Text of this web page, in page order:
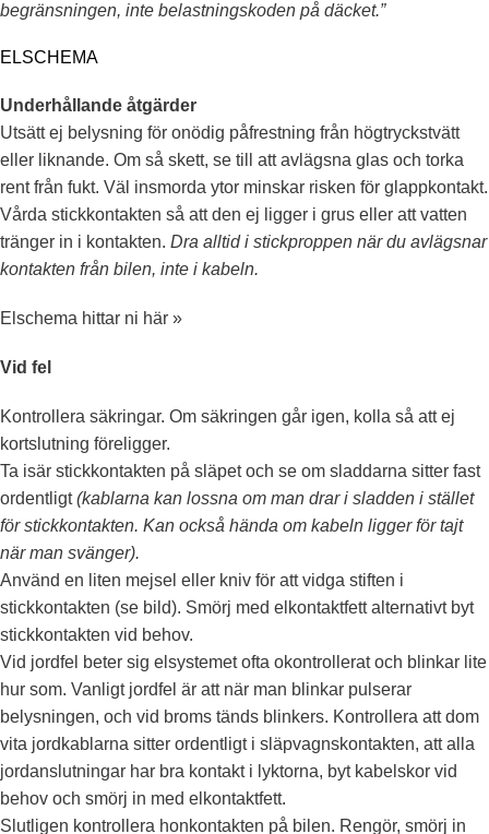
begränsningen, inte belastningskoden på däcket.”
ELSCHEMA
Underhållande åtgärder
Utsätt ej belysning för onödig påfrestning från högtryckstvätt
eller liknande. Om så skett, se till att avlägsna glas och torka
rent från fukt. Väl insmorda ytor minskar risken för glappkontakt.
Vårda stickkontakten så att den ej ligger i grus eller att vatten
tränger in i kontakten. Dra alltid i stickproppen när du avlägsnar
kontakten från bilen, inte i kabeln.
Elschema hittar ni här »
Vid fel
Kontrollera säkringar. Om säkringen går igen, kolla så att ej
kortslutning föreligger.
Ta isär stickkontakten på släpet och se om sladdarna sitter fast
ordentligt(kablarna kan lossna om man drar i sladden i stället
för stickkontakten. Kan också hända om kabeln ligger för tajt
när man svänger).
Använd en liten mejsel eller kniv för att vidga stiften i
stickkontakten (se bild). Smörj med elkontaktfett alternativt byt
stickkontakten vid behov.
Vid jordfel beter sig elsystemet ofta okontrollerat och blinkar lite
hur som. Vanligt jordfel är att när man blinkar pulserar
belysningen, och vid broms tänds blinkers. Kontrollera att dom
vita jordkablarna sitter ordentligt i släpvagnskontakten, att alla
jordanslutningar har bra kontakt i lyktorna, byt kabelskor vid
behov och smörj in med elkontaktfett.
Slutligen kontrollera honkontakten på bilen. Rengör, smörj in